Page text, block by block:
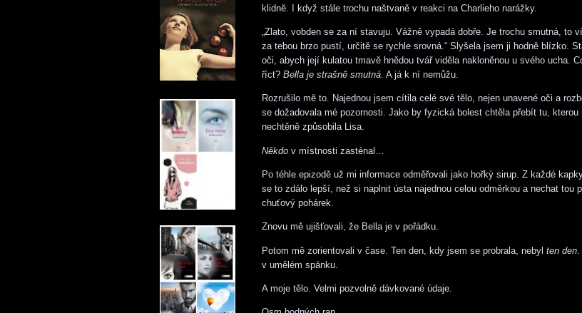
klidně. I když stále trochu naštvaně v reakci na Charlieho narážky.
„Zlato, vobden se za ní stavuju. Vážně vypadá dobře. Je trochu smutná, to
za tebou brzo pustí, určitě se rychle srovná.“ Slyšela jsem ji hodně blízko.
oči, abych její kulatou tmavě hnědou tvář viděla nakloněnou u svého ucha.
říct? Bella je strašně smutná . A já k ní nemůžu.
Rozrušilo mě to. Najednou jsem cítila celé své tělo, nejen unavené oči a
se dožadovala mé pozornosti. Jako by fyzická bolest chtěla přebít tu, kterou
nechtěně způsobila Lisa.
Někdo v místnosti zasténal…
Po téhle epizodě už mi informace odměřovali jako hořký sirup. Z každé
se to zdálo lepší, než si naplnit ústa najednou celou odměrkou a nechat tou
chuťový pohárek.
Znovu mě ujišťovali, že Bella je v pořádku.
Potom mě zorientovali v čase. Ten den, kdy jsem se probrala, nebyl ten den
v umělém spánku.
A moje tělo. Velmi pozvolně dávkované údaje.